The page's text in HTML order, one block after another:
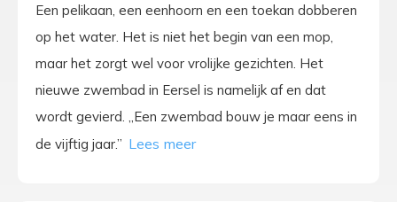
Een pelikaan, een eenhoorn en een toekan dobberen
op het water. Het is niet het begin van een mop,
maar het zorgt wel voor vrolijke gezichten. Het
nieuwe zwembad in Eersel is namelijk af en dat
wordt gevierd. „Een zwembad bouw je maar eens in
de vijftig jaar.”